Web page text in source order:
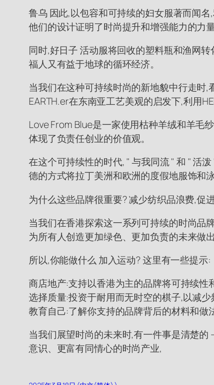
鲁乌 因此,以包容和可持续的妇女服著而闻
他们的设计证明了时尚提升和增强能力的力量
同时,好日子 活动服将回收的塑料瓶和渔网
福人又有益于地球的循环经济。
当我们在这种可持续时尚的新地貌中行走时,
EARTH.er在东南亚工艺美观的启发下,利用
Love From Blue是一家使用枯种羊绒和羊毛
体现了负责任创业的价值观。
在这个可持续性的时代, " 与我同流 " 和 " 活
德的方式将拉丁美洲和欧洲的度假地服饰和
为什么这些品牌很重要? 减少纺织品浪费,促
当我们在香港探索这一系列可持续的时尚品
为所有人创造更加绿色、更加负责的未来做出
所以,你能做什么 加入运动? 这里有一些提示:
商店地产:支持以香港为主的品牌将可持续性
选择质量:投资于耐用而无时空的棋子,以减
教育自己:了解你支持的品牌背后的材料和做
当我们展望时尚的未来时,有一件事是清楚
意识、更富有同情心的时尚产业,